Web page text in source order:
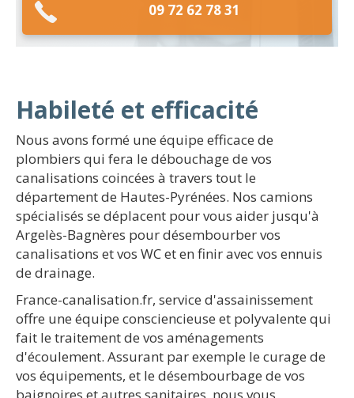
09 72 62 78 31
Habileté et efficacité
Nous avons formé une équipe efficace de
plombiers qui fera le débouchage de vos
canalisations coincées à travers tout le
département de Hautes-Pyrénées. Nos camions
spécialisés se déplacent pour vous aider jusqu'à
Argelès-Bagnères pour désembourber vos
canalisations et vos WC et en finir avec vos ennuis
de drainage.
France-canalisation.fr, service d'assainissement
offre une équipe consciencieuse et polyvalente qui
fait le traitement de vos aménagements
d'écoulement. Assurant par exemple le curage de
vos équipements, et le désembourbage de vos